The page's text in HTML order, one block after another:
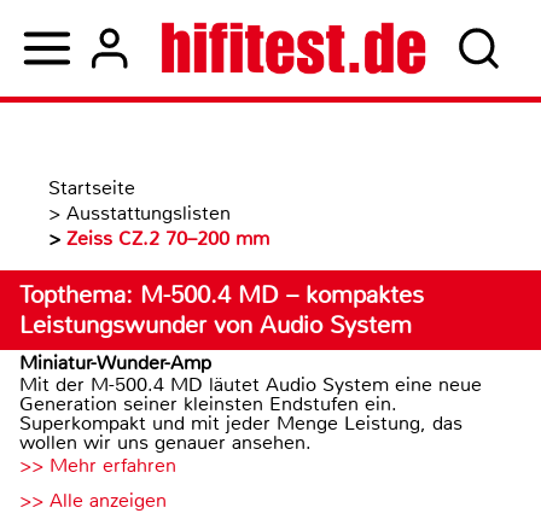
Startseite
> Ausstattungslisten
> Zeiss CZ.2 70–200 mm
Topthema: M-500.4 MD – kompaktes
Leistungswunder von Audio System
Miniatur-Wunder-Amp
Mit der M-500.4 MD läutet Audio System eine neue
Generation seiner kleinsten Endstufen ein.
Superkompakt und mit jeder Menge Leistung, das
wollen wir uns genauer ansehen.
>> Mehr erfahren
>> Alle anzeigen